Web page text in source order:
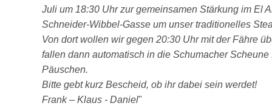
Juli um 18:30 Uhr zur gemeinsamen Stärkung im El
Schneider-Wibbel-Gasse um unser traditionelles
Von dort wollen wir gegen 20:30 Uhr mit der Fähre
fallen dann automatisch in die Schumacher Scheune
Päuschen.
Bitte gebt kurz Bescheid, ob ihr dabei sein werdet!
Frank – Klaus - Daniel"